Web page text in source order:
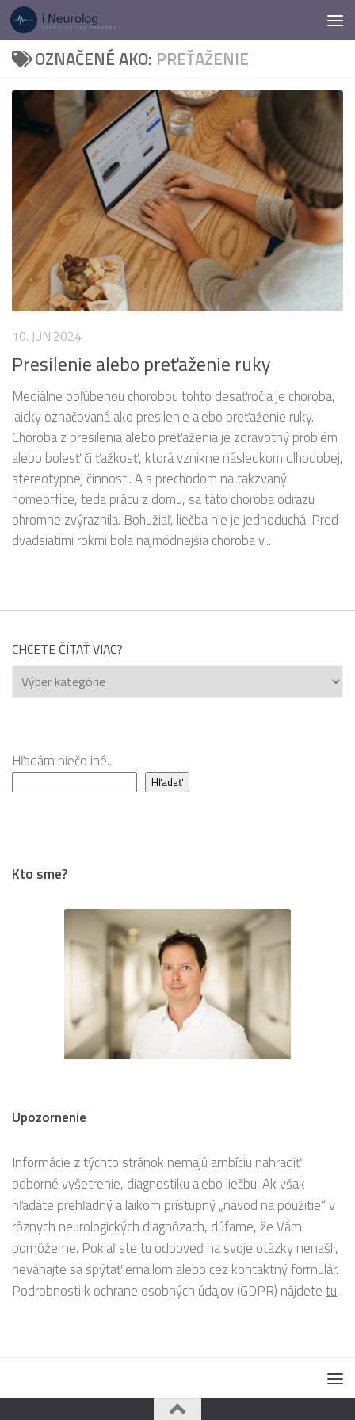
Preskočiť na obsah
OZNAČENÉ AKO: PREŤAŽENIE
10. JÚN 2024
Presilenie alebo preťaženie ruky
Mediálne obľúbenou chorobou tohto desaťročia je choroba,
laicky označovaná ako presilenie alebo preťaženie ruky.
Choroba z presilenia alebo preťaženia je zdravotný problém
alebo bolesť či ťažkosť, ktorá vznikne následkom dlhodobej,
stereotypnej činnosti. A s prechodom na takzvaný
homeoffice, teda prácu z domu, sa táto choroba odrazu
ohromne zvýraznila. Bohužiaľ, liečba nie je jednoduchá. Pred
dvadsiatimi rokmi bola najmódnejšia choroba v...
CHCETE ČÍTAŤ VIAC?
Chcete
čítať
Hľadám niečo iné...
Hľadať
Kto sme?
Upozornenie
Informácie z týchto stránok nemajú ambíciu nahradiť
odborné vyšetrenie, diagnostiku alebo liečbu. Ak však
hľadáte prehľadný a laikom prístupný „návod na použitie“ v
rôznych neurologických diagnózach, dúfame, že Vám
pomôžeme. Pokiaľ ste tu odpoveď na svoje otázky nenašli,
neváhajte sa spýtať emailom alebo cez kontaktný formulár.
Podrobnosti k ochrane osobných údajov (GDPR) nájdetetu.